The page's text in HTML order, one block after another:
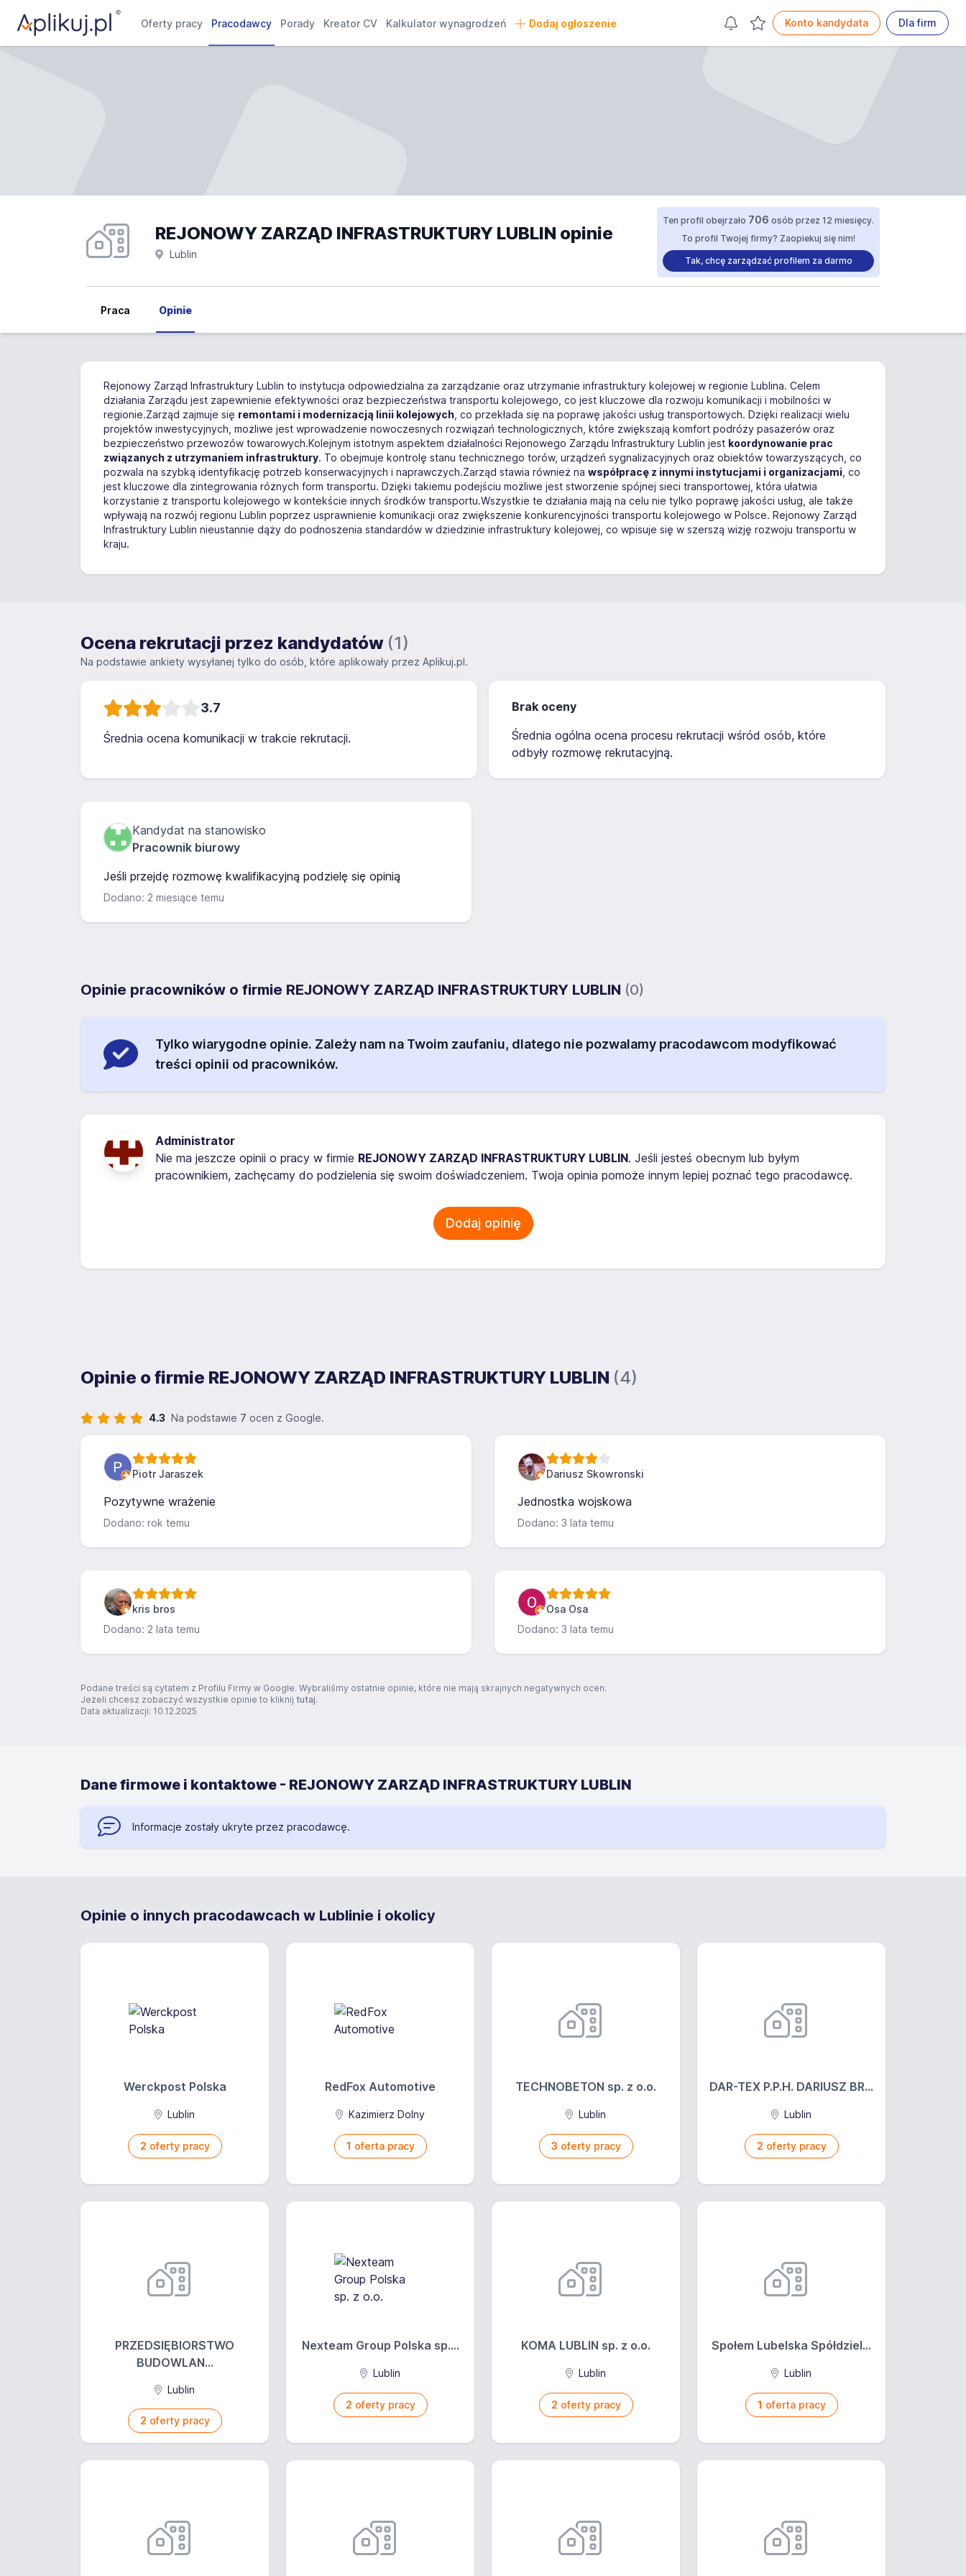
Oferty pracy Pracodawcy Porady Kreator CV Kalkulator wynagrodzeń Dodaj ogłoszenie Konto kandydata Dla firm
REJONOWY ZARZĄD INFRASTRUKTURY LUBLIN opinie
Lublin
Ten profil obejrzało 706 osób przez 12 miesięcy.
To profil Twojej firmy? Zaopiekuj się nim!
Tak, chcę zarządzać profilem za darmo
Praca Opinie
Rejonowy Zarząd Infrastruktury Lublin to instytucja odpowiedzialna za zarządzanie oraz utrzymanie infrastruktury kolejowej w regionie Lublina. Celem
działania Zarządu jest zapewnienie efektywności oraz bezpieczeństwa transportu kolejowego, co jest kluczowe dla rozwoju komunikacji i mobilności w
regionie.Zarząd zajmuje się remontami i modernizacją linii kolejowych , co przekłada się na poprawę jakości usług transportowych. Dzięki realizacji wielu
projektów inwestycyjnych, możliwe jest wprowadzenie nowoczesnych rozwiązań technologicznych, które zwiększają komfort podróży pasażerów oraz
bezpieczeństwo przewozów towarowych.Kolejnym istotnym aspektem działalności Rejonowego Zarządu Infrastruktury Lublin jest koordynowanie prac
związanych z utrzymaniem infrastruktury. To obejmuje kontrolę stanu technicznego torów, urządzeń sygnalizacyjnych oraz obiektów towarzyszących, co
pozwala na szybką identyfikację potrzeb konserwacyjnych i naprawczych.Zarząd stawia również na współpracę z innymi instytucjami i organizacjami , co
jest kluczowe dla zintegrowania różnych form transportu. Dzięki takiemu podejściu możliwe jest stworzenie spójnej sieci transportowej, która ułatwia
korzystanie z transportu kolejowego w kontekście innych środków transportu.Wszystkie te działania mają na celu nie tylko poprawę jakości usług, ale także
wpływają na rozwój regionu Lublin poprzez usprawnienie komunikacji oraz zwiększenie konkurencyjności transportu kolejowego w Polsce. Rejonowy Zarząd
Infrastruktury Lublin nieustannie dąży do podnoszenia standardów w dziedzinie infrastruktury kolejowej, co wpisuje się w szerszą wizję rozwoju transportu w
kraju.
Ocena rekrutacji przez kandydatów (1)
Na podstawie ankiety wysyłanej tylko do osób, które aplikowały przez Aplikuj.pl.
3.7
Średnia ocena komunikacji w trakcie rekrutacji.
Brak oceny
Średnia ogólna ocena procesu rekrutacji wśród osób, które
odbyły rozmowę rekrutacyjną.
Kandydat na stanowisko
Pracownik biurowy
Jeśli przejdę rozmowę kwalifikacyjną podzielę się opinią
Dodano: 2 miesiące temu
Opinie pracowników o firmie REJONOWY ZARZĄD INFRASTRUKTURY LUBLIN (0)
Tylko wiarygodne opinie. Zależy nam na Twoim zaufaniu, dlatego nie pozwalamy pracodawcom modyfikować
treści opinii od pracowników.
Administrator
Nie ma jeszcze opinii o pracy w firmie REJONOWY ZARZĄD INFRASTRUKTURY LUBLIN. Jeśli jesteś obecnym lub byłym
pracownikiem, zachęcamy do podzielenia się swoim doświadczeniem. Twoja opinia pomoże innym lepiej poznać tego pracodawcę.
Dodaj opinię
Opinie o firmie REJONOWY ZARZĄD INFRASTRUKTURY LUBLIN (4)
4.3 Na podstawie 7 ocen z Google.
Piotr Jaraszek
Pozytywne wrażenie
Dodano: rok temu
Dariusz Skowronski
Jednostka wojskowa
Dodano: 3 lata temu
kris bros
Dodano: 2 lata temu
Osa Osa
Dodano: 3 lata temu
Podane treści są cytatem z Profilu Firmy w Google. Wybraliśmy ostatnie opinie, które nie mają skrajnych negatywnych ocen.
Jeżeli chcesz zobaczyć wszystkie opinie to kliknij tutaj.
Data aktualizacji: 10.12.2025
Dane firmowe i kontaktowe - REJONOWY ZARZĄD INFRASTRUKTURY LUBLIN
Informacje zostały ukryte przez pracodawcę.
Opinie o innych pracodawcach w Lublinie i okolicy
Werckpost Polska
Lublin
2 oferty pracy
RedFox Automotive
Kazimierz Dolny
1 oferta pracy
TECHNOBETON sp. z o.o.
Lublin
3 oferty pracy
DAR-TEX P.P.H. DARIUSZ BR...
Lublin
2 oferty pracy
PRZEDSIĘBIORSTWO
BUDOWLAN...
Lublin
2 oferty pracy
Nexteam Group Polska sp....
Lublin
2 oferty pracy
KOMA LUBLIN sp. z o.o.
Lublin
2 oferty pracy
Społem Lubelska Spółdziel...
Lublin
1 oferta pracy